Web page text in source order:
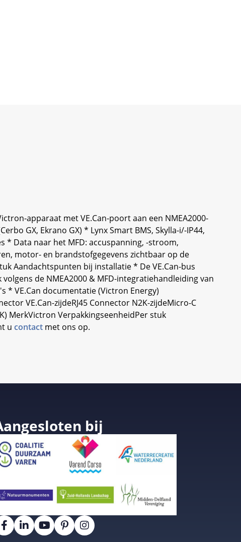
apparaat met VE.Can-poort aan een NMEA2000-
GX, Ekrano GX) * Lynx Smart BMS, Skylla-i/-IP44,
* Data naar het MFD: accuspanning, -stroom,
motor- en brandstofgegevens zichtbaar op de
Aandachtspunten bij installatie * De VE.Can-bus
de NMEA2000 & MFD-integratiehandleiding van
* VE.Can documentatie (Victron Energy)
VE.Can-zijdeRJ45 Connector N2K-zijdeMicro-C
MerkVictron VerpakkingseenheidPer stuk
u contact met ons op.
bij